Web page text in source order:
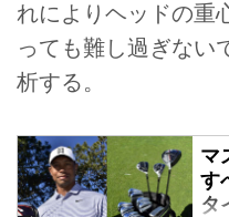
れによりヘッドの重
っても難し過ぎない
析する。
マ
す
タ